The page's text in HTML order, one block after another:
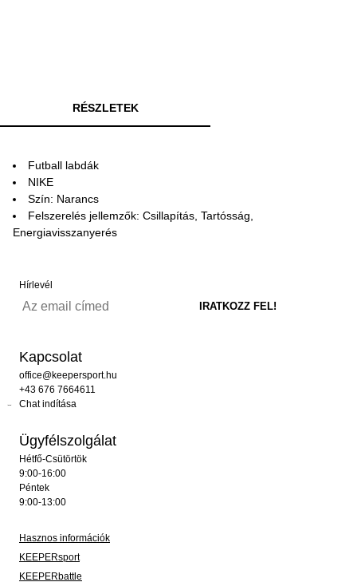
RÉSZLETEK
Futball labdák
NIKE
Szín: Narancs
Felszerelés jellemzők: Csillapítás, Tartósság,
Energiavisszanyerés
Hírlevél
Kapcsolat
office@keepersport.hu
+43 676 7664611
Chat indítása
Ügyfélszolgálat
Hétfő-Csütörtök
9:00-16:00
Péntek
9:00-13:00
Hasznos információk
KEEPERsport
KEEPERbattle